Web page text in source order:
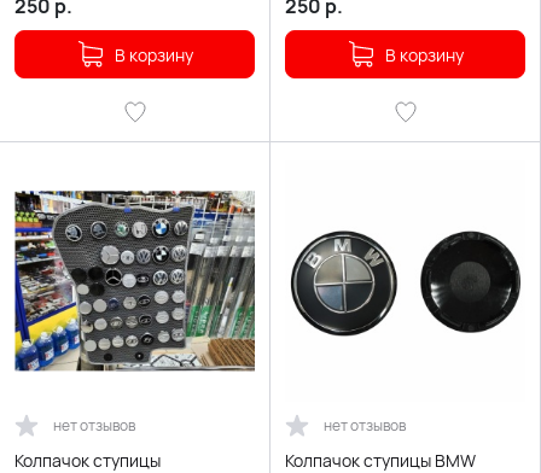
250 р.
В корзину
250 р.
В корзину
нет отзывов
Колпачок ступицы
нет отзывов
Колпачок ступицы BMW